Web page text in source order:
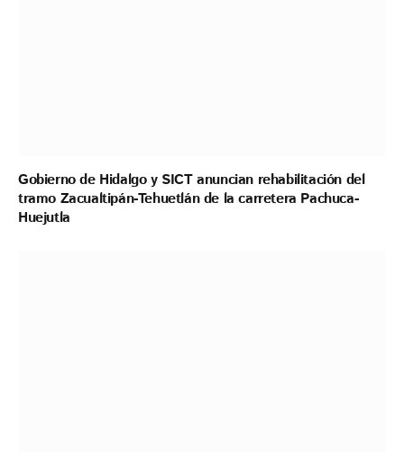
Gobierno de Hidalgo y SICT anuncian rehabilitación del
tramo Zacualtipán-Tehuetlán de la carretera Pachuca-
Huejutla